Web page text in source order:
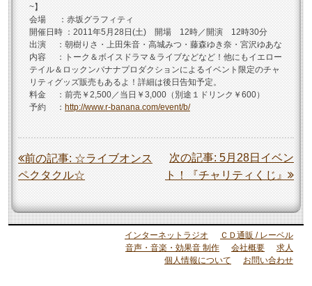
~】
会場 ：赤坂グラフィティ
開催日時 ：2011年5月28日(土) 開場 12時／開演 12時30分
出演 ：朝樹りさ・上田朱音・高城みつ・藤森ゆき奈・宮沢ゆあな
内容 ：トーク＆ボイスドラマ＆ライブなどなど！他にもイエロー
テイル＆ロックンバナナプロダクションによるイベント限定のチャ
リティグッズ販売もあるよ！詳細は後日告知予定。
料金 ：前売￥2,500／当日￥3,000（別途１ドリンク￥600）
予約 ：http://www.r-banana.com/event/b/
投
稿
ナ
ビ
前の記事: ☆ライブオンス
ペクタクル☆
次の記事: 5月28日イベン
ト！『チャリティくじ』
インターネットラジオ
ＣＤ通販 / レーベル
音声・音楽・効果音 制作
会社概要
求人
個人情報について
お問い合わせ